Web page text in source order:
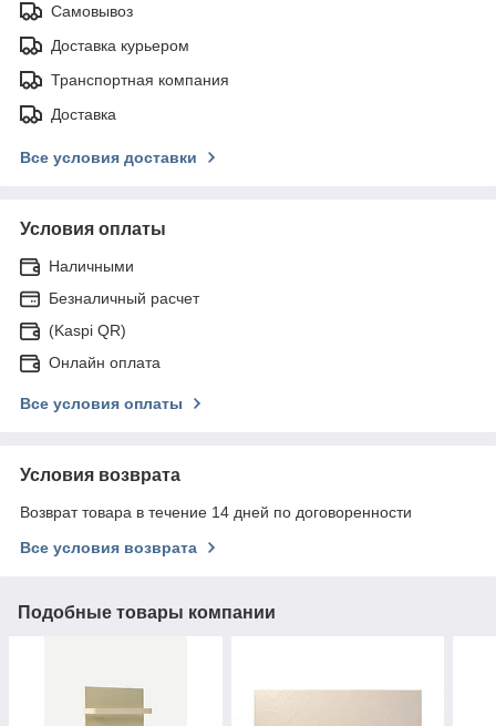
Самовывоз
Доставка курьером
Транспортная компания
Доставка
Все условия доставки
Условия оплаты
Наличными
Безналичный расчет
(Kaspi QR)
Онлайн оплата
Все условия оплаты
Условия возврата
Возврат товара в течение 14 дней по договоренности
Все условия возврата
Подобные товары компании